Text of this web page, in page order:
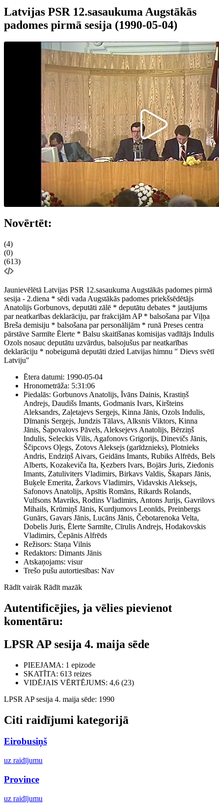
Latvijas PSR 12.sasaukuma Augstākās
padomes pirmā sesija (1990-05-04)
Novērtēt:
(4)
(0)
(613)
Jaunievēlētā Latvijas PSR 12.sasaukuma Augstākās padomes pirmā
sesija - 2.diena * sēdi vada Augstākās padomes priekšsēdētājs
Anatolijs Gorbunovs, deputāti zālē * deputātu debates * jautājums
par neatkarības deklarāciju, par frakcijām AP * balsošana par Viļņa
Breša demisiju * balsošana par personālijām * runā Preses centra
pārstāve Sarmīte Ēlerte * Balsu skaitīšanas komisijas vadītājs Indulis
Ozols nosauc deputātu uzvārdus, balsojušus par neatkarības
deklarāciju * nobeigumā deputāti dzied Latvijas himnu " Dievs svētī
Latviju"
Ētera datumi: 1990-05-04
Hronometrāža: 5:31:06
Piedalās: Gorbunovs Anatolijs, Īvāns Dainis, Krastiņš
Andrejs, Daudišs Imants, Godmanis Ivars, Kiršteins
Aleksandrs, Zaļetajevs Sergejs, Kinna Jānis, Ozols Indulis,
Dīmanis Sergejs, Jundzis Tālavs, Alksnis Viktors, Kinna
Jānis, Šapovalovs Pāvels, Aleksejevs Anatolijs, Bērziņš
Indulis, Seleckis Vilis, Agafonovs Grigorijs, Dinevičs Jānis,
Ščipcovs Oļegs, Zotovs Aleksejs (garīdznieks), Plotnieks
Andris, Endziņš Aivars, Geidāns Imants, Rubiks Alfrēds, Bels
Alberts, Kozakeviča Ita, Ķezbers Ivars, Bojārs Juris, Ziedonis
Imants, Zatuliviters Vladimirs, Birkavs Valdis, Škapars Jānis,
Buķele Emerita, Žarkovs Vladimirs, Vidavskis Aleksejs,
Safonovs Anatolijs, Apsītis Romāns, Rikards Rolands,
Vulfsons Mavriks, Rodins Vladimirs, Antons Jurijs, Gavrilovs
Mihails, Krūmiņš Jānis, Kurdjumovs Leonīds, Preinbergs
Gunārs, Gavars Jānis, Lucāns Jānis, Čebotarenoka Velta,
Dobelis Juris, Ēlerte Sarmīte, Cīrulis Andrejs, Hodakovskis
Vladimirs, Čepānis Alfrēds
Režisors: Staņa Vilnis
Redaktors: Dimants Jānis
Atskaņojams: visur
Trešo pušu autortiesības: Nav
Rādīt vairāk Rādīt mazāk
Autentificējies, ja vēlies pievienot
komentāru:
LPSR AP sesija 4. maija sēde
PIEEJAMA: 1 epizode
SKATĪTA: 613 reizes
VIDĒJAIS VĒRTĒJUMS: 4,6 (23)
LPSR AP sesija 4. maija sēde: 1990
Citi raidījumi kategorijā
Eirobusiņš
uz raidījumu
Province
uz raidījumu